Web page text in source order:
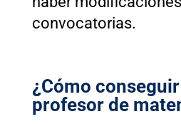
convocatorias.
¿Cómo
profesor de